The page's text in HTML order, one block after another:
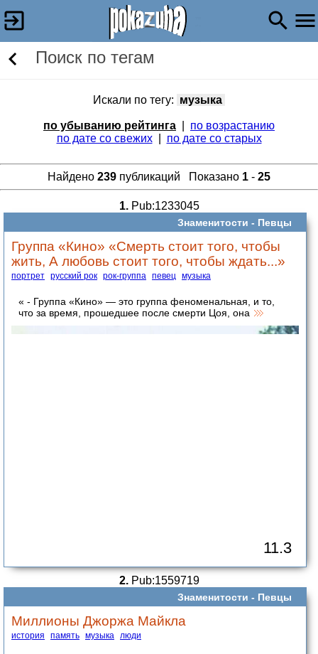
Поиск по тегам
Искали по тегу: музыка
по убыванию рейтинга
по возрастанию
по дате со свежих| по дате со старых
Найдено 239 публикаций Показано 1 - 25
1.Pub:1233045
Знаменитости - Певцы
Группа «Кино» «Смерть стоит того, чтобы
жить, А любовь стоит того, чтобы ждать...»
портрет русский рок рок-группа певец музыка
« - Группа «Кино» — это группа феноменальная, и то,
что за время, прошедшее после смерти Цоя, она
11.3
2.Pub:1559719
Знаменитости - Певцы
Миллионы Джоржа Майкла
история память музыка люди